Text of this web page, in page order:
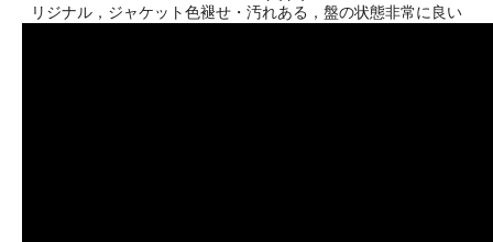
リジナル，ジャケット色褪せ・汚れある，盤の状態非常に良い